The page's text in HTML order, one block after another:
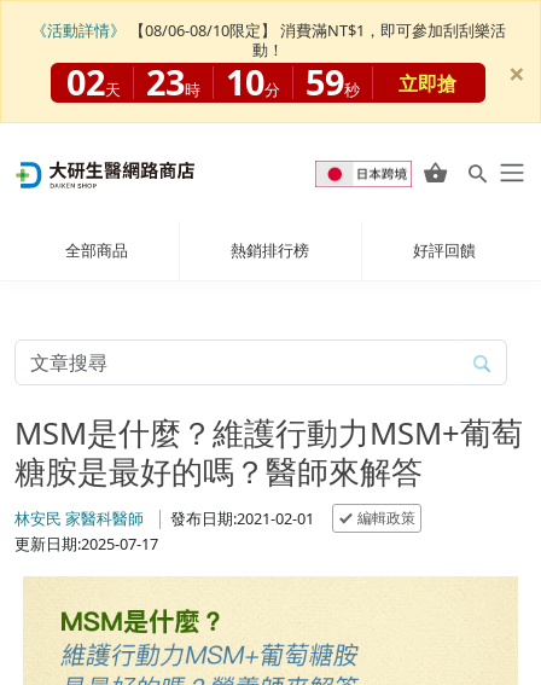
全部商品 熱銷排行榜 好評回饋
MSM是什麼？維護行動力MSM+葡萄
糖胺是最好的嗎？醫師來解答
林安民 家醫科醫師 發布日期:2021-02-01 編輯政策
更新日期:2025-07-17
《活動詳情》
【08/06-08/10限定】 消費滿NT$1，即可參加刮刮樂活
動！
02天 23時 10分 58秒 立即搶 ×